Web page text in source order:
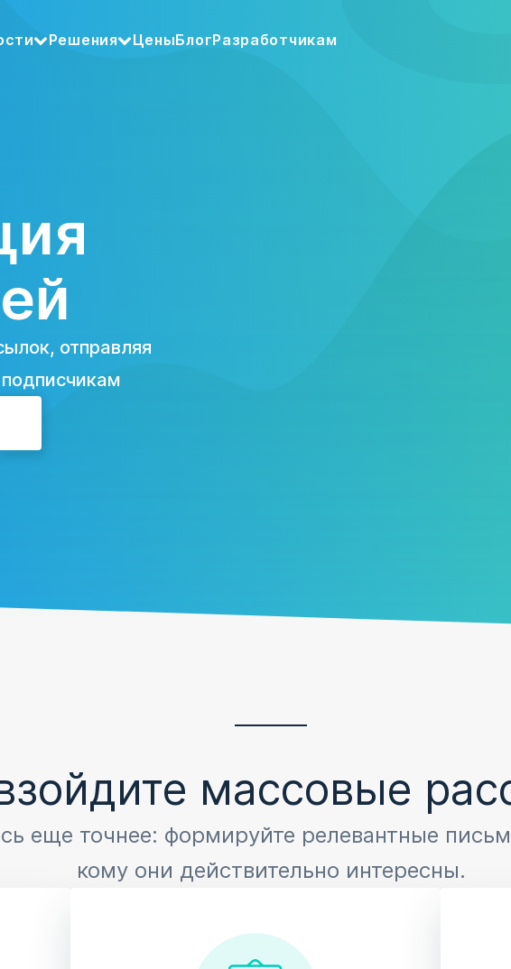
Решения ЦеныБлогРазработчикам
отправляя
массовые
еще точнее: формируйте релевантные
кому они действительно интересны.